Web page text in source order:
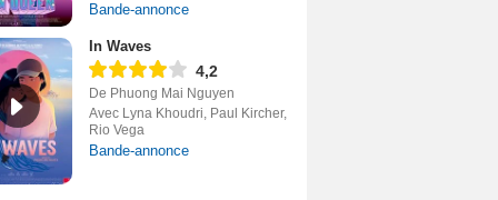
Bande-annonce
In Waves
4,2
De Phuong Mai Nguyen
Avec Lyna Khoudri, Paul Kircher,
Rio Vega
Bande-annonce